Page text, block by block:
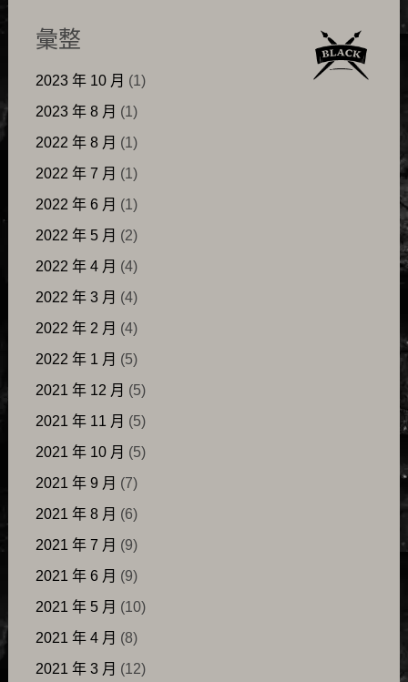
彙整
2023 年 10 月 (1)
2023 年 8 月 (1)
2022 年 8 月 (1)
2022 年 7 月 (1)
2022 年 6 月 (1)
2022 年 5 月 (2)
2022 年 4 月 (4)
2022 年 3 月 (4)
2022 年 2 月 (4)
2022 年 1 月 (5)
2021 年 12 月 (5)
2021 年 11 月 (5)
2021 年 10 月 (5)
2021 年 9 月 (7)
2021 年 8 月 (6)
2021 年 7 月 (9)
2021 年 6 月 (9)
2021 年 5 月 (10)
2021 年 4 月 (8)
2021 年 3 月 (12)